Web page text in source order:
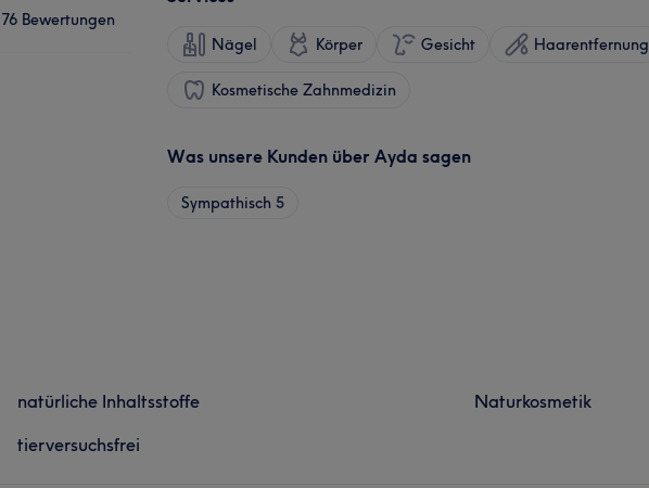
76 Bewertungen
Nägel Körper Gesicht Haarentfernung
Kosmetische Zahnmedizin
Was unsere Kunden über Ayda sagen
Sympathisch 5
natürliche Inhaltsstoffe
tierversuchsfrei
Naturkosmetik